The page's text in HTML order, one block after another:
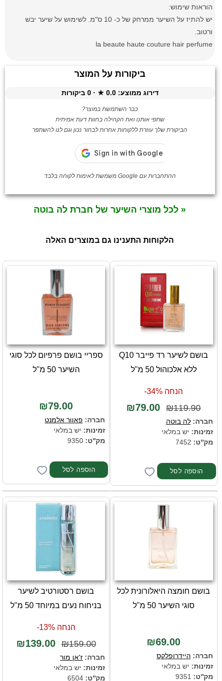
הוראות שימוש:
יש להתיז על השיער ממרחק של כ- 10 ס"מ. לשימוש על שיער יבש
ורטוב.
la beaute haute couture hair perfume
ביקורות על המוצר
דירוג ממוצע:0.0
★ ·
0 ביקורות
כבר השתמשת במוצר?
שתפי אותנו ואת הקהילה בחוות דעת אמיתית
הביקורת שלך עוזרת ללקוחות אחרות לבחור נכון וגם לנו להשתפר
ההתחברות עם Google משמשת לאימות לקוחה בלבד
« לכל מוצרי השיער של חברת לה בוטה
הלקוחות התענינו גם במוצרים האלה
בושם לשיער רד פייבר Q10
ללא אלכוהול 50 מ"ל
הנחה 34%-
₪119.90
₪79.00
חברה:לה בוטה
זמינות: יש במלאי
מק''ט:
ספריי בושם פרפיום לכל סוגי
השיער 50 מ"ל
₪79.00
חברה: פאוור אלמנט
זמינות: יש במלאי
מק''ט:
בושם חומצה היאלורונית לכל
סוגי השיער 50 מ"ל
₪69.00
חברה: היידרופלקס
זמינות: יש במלאי
מק''ט:
בושם רסטורטיב לשיער
בניחוח נעים במיוחד 50 מ"ל
הנחה 13%-
₪159.00
₪139.00
חברה: ז'אן מור
זמינות: יש במלאי
מק''ט: